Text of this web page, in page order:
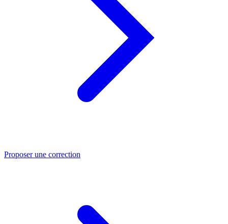
Proposer une correction